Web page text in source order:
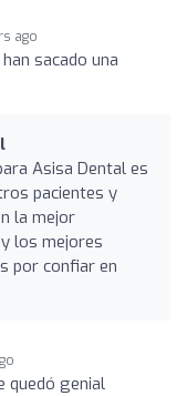
ago
sacado una
Asisa Dental es
pacientes y
la mejor
los mejores
por confiar en
quedó genial